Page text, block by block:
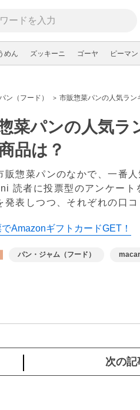
めん ズッキーニ ゴーヤ ピーマン
ン（フード） 市販惣菜パンの人気ラン
菜パンの人気ラ
品は？
販惣菜パンのなかで、一番
読者に投票型のアンケート
発表しつつ、それぞれの口
AmazonギフトカードGET！
パン・ジャム（フード）
次の記